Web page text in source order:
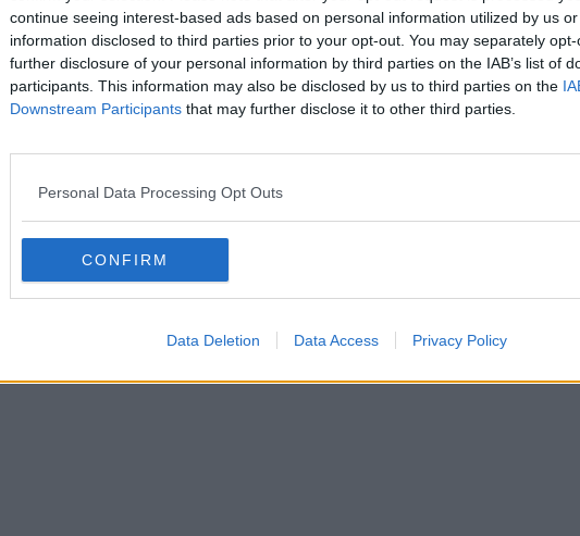
continue seeing interest-based ads based on personal information utilized by us
information disclosed to third parties prior to your opt-out. You may separately
further disclosure of your personal information by third parties on the IAB’s list of
participants. This information may also be disclosed by us to third parties on the
Downstream Participants that may further disclose it to other third parties.
Personal Data Processing Opt Outs
CONFIRM
Data Deletion Data Access Privacy Policy
Kommentaren skal godkendes før den bliver synlig
Kommentarer
Copyright © Alletiders